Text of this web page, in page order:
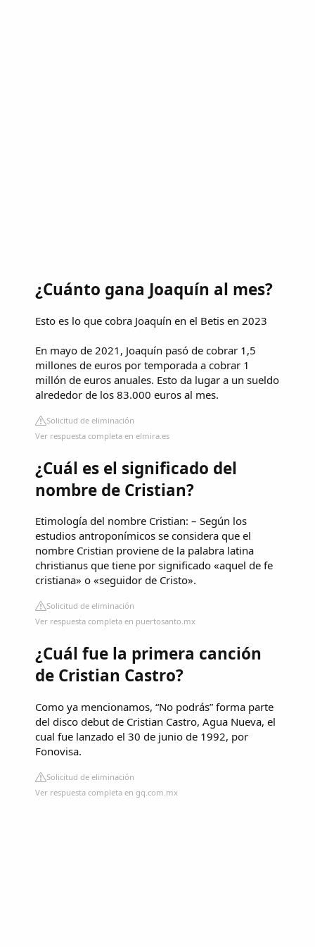
¿Cuánto gana Joaquín al mes?
Esto es lo que cobra Joaquín en el Betis en 2023
En mayo de 2021, Joaquín pasó de cobrar 1,5
millones de euros por temporada a cobrar 1
millón de euros anuales. Esto da lugar a un sueldo
alrededor de los 83.000 euros al mes.
Solicitud de eliminación
Ver respuesta completa en elmira.es
¿Cuál es el significado del
nombre de Cristian?
Etimología del nombre Cristian: – Según los
estudios antroponímicos se considera que el
nombre Cristian proviene de la palabra latina
christianus que tiene por significado «aquel de fe
cristiana» o «seguidor de Cristo».
Solicitud de eliminación
Ver respuesta completa en puertosanto.mx
¿Cuál fue la primera canción
de Cristian Castro?
Como ya mencionamos, “No podrás” forma parte
del disco debut de Cristian Castro, Agua Nueva, el
cual fue lanzado el 30 de junio de 1992, por
Fonovisa.
Solicitud de eliminación
Ver respuesta completa en gq.com.mx